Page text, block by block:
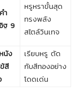
ำ
ฐ 9
หรูหราขั้นสุด
ทรงพลัง
สไตล์วินเทจ
นัง
สี
เรียบหรู ตัด
กับสีทองอย่าง
โดดเด่น